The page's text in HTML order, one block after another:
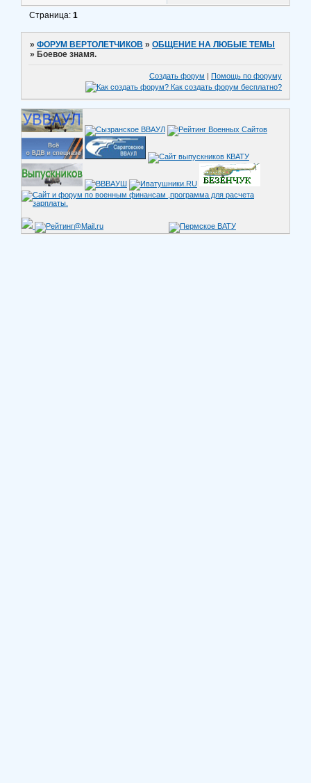
Страница:1
»ФОРУМ ВЕРТОЛЕТЧИКОВ »ОБЩЕНИЕ НА ЛЮБЫЕ ТЕМЫ
» Боевое знамя.
Создать форум Помощь по форуму